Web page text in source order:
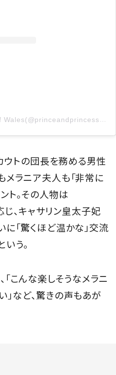
The Prince and Princess of Wales(@princeandprincessofwales)がシェアした投稿
ウトの団長を務める男性
ラニア夫人も「非常に
ト。その人物は
、キャサリン皇太子妃
「驚くほど温かな」交流
う。
「こんな楽しそうなメラニ
など、驚きの声もあが